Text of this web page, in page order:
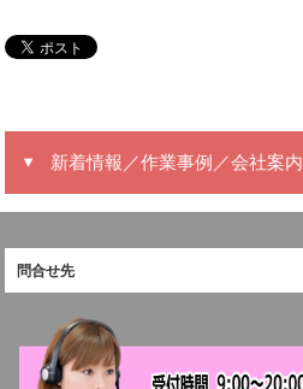
新着情報／作業事例／会社案内
問合せ先